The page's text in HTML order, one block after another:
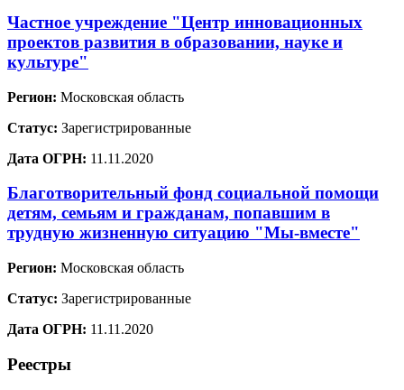
Частное учреждение "Центр инновационных
проектов развития в образовании, науке и
культуре"
Регион: Московская область
Статус: Зарегистрированные
Дата ОГРН: 11.11.2020
Благотворительный фонд социальной помощи
детям, семьям и гражданам, попавшим в
трудную жизненную ситуацию "Мы-вместе"
Регион: Московская область
Статус: Зарегистрированные
Дата ОГРН: 11.11.2020
Реестры